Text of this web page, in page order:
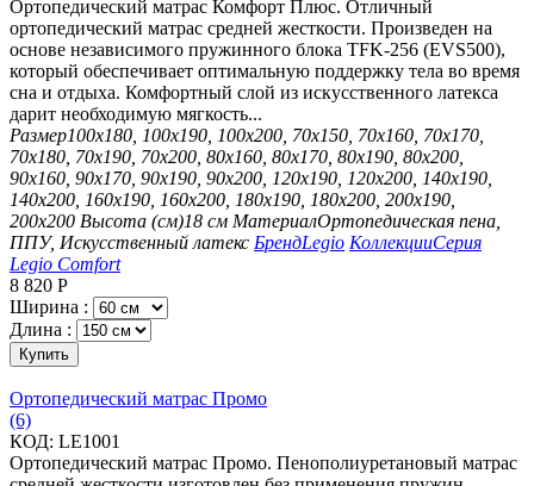
Ортопедический матрас Комфорт Плюс. Отличный
ортопедический матрас средней жесткости. Произведен на
основе независимого пружинного блока TFK-256 (EVS500),
который обеспечивает оптимальную поддержку тела во время
сна и отдыха. Комфортный слой из искусственного латекса
дарит необходимую мягкость...
Размер100х180, 100х190, 100х200, 70х150, 70х160, 70х170,
70х180, 70х190, 70х200, 80х160, 80х170, 80х190, 80х200,
90х160, 90х170, 90х190, 90х200, 120х190, 120х200, 140х190,
140х200, 160х190, 160х200, 180х190, 180х200, 200х190,
200х200 Высота (см)18 см МатериалОртопедическая пена,
ППУ, Искусственный латекс БрендLegio КоллекцииСерия
Legio Comfort
8 820 Р
Ширина :
Длина :
Купить
Ортопедический матрас Промо
(6)
КОД: LE1001
Ортопедический матрас Промо. Пенополиуретановый матрас